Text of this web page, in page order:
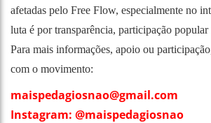
afetadas pelo Free Flow, especialmente no
luta é por transparência, participação
Para mais informações, apoio ou
com o movimento:
maispedagiosnao@gmail.com
Instagram: @maispedagiosnao